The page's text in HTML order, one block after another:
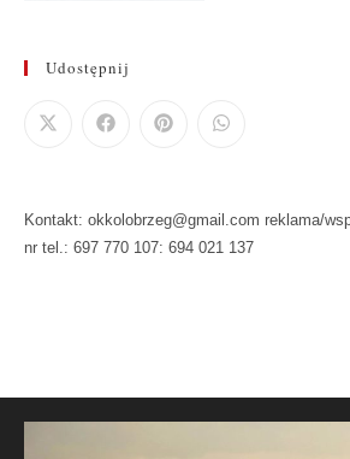
Udostępnij
Kontakt: okkolobrzeg@gmail.com reklama/
nr tel.: 697 770 107: 694 021 137